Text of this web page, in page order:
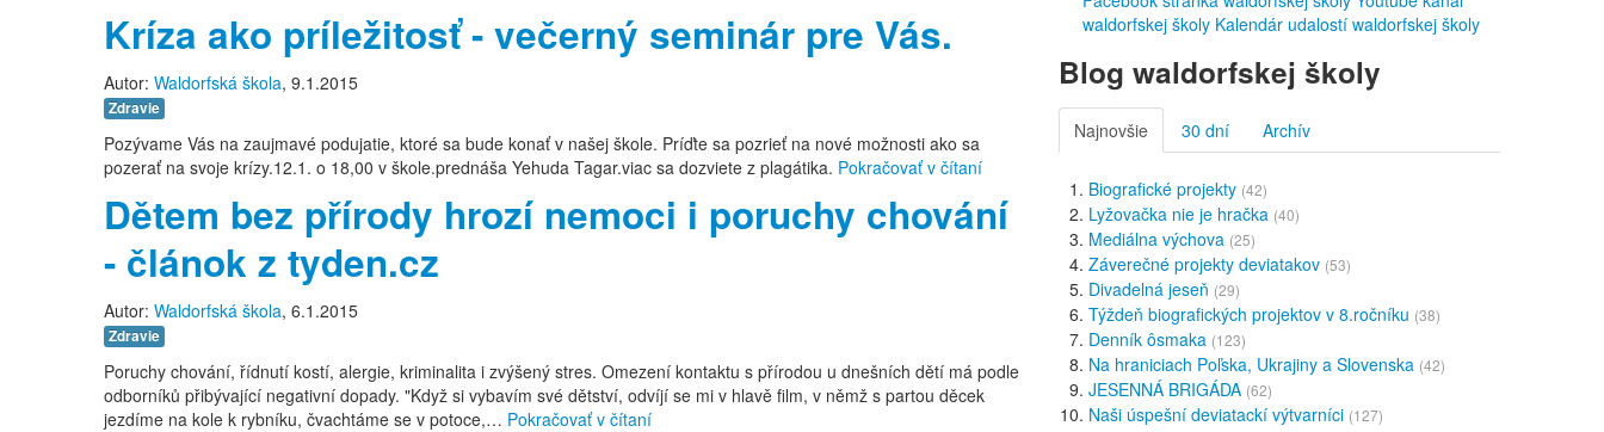
Kríza ako príležitosť - večerný seminár pre Vás.
Autor: Waldorfská škola, 9.1.2015
Zdravie
Pozývame Vás na zaujmavé podujatie, ktoré sa bude konať v našej škole. Príďte sa pozrieť na nové možnosti ako sa
pozerať na svoje krízy.12.1. o 18,00 v škole.prednáša Yehuda Tagar.viac sa dozviete z plagátika. Pokračovať v čítaní
Dětem bez přírody hrozí nemoci i poruchy chování
- článok z tyden.cz
Autor: Waldorfská škola, 6.1.2015
Zdravie
Poruchy chování, řídnutí kostí, alergie, kriminalita i zvýšený stres. Omezení kontaktu s přírodou u dnešních dětí má podle
odborníků přibývající negativní dopady. "Když si vybavím své dětství, odvíjí se mi v hlavě film, v němž s partou děcek
jezdíme na kole k rybníku, čvachtáme se v potoce,… Pokračovať v čítaní
waldorfskej školy Kalendár udalostí waldorfskej školy
Blog waldorfskej školy
Najnovšie 30 dní Archív
Biografické projekty (42)
Lyžovačka nie je hračka (40)
Mediálna výchova (25)
Záverečné projekty deviatakov (53)
Divadelná jeseň (29)
Týždeň biografických projektov v 8.ročníku (38)
Denník ôsmaka (123)
Na hraniciach Poľska, Ukrajiny a Slovenska (42)
JESENNÁ BRIGÁDA (62)
Naši úspešní deviatackí výtvarníci (127)